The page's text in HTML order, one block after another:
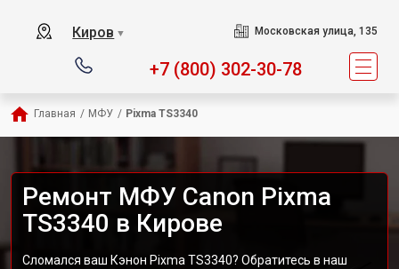
Киров ▼ Московская улица, 135
+7 (800) 302-30-78
Главная / МФУ / Pixma TS3340
Ремонт МФУ Canon Pixma
TS3340 в Кирове
Сломался ваш Кэнон Pixma TS3340? Обратитесь в наш